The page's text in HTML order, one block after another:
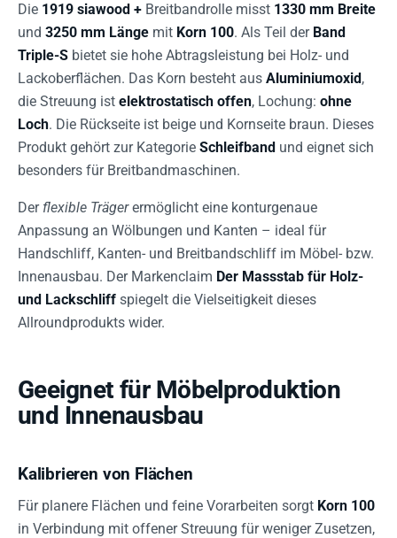
Die 1919 siawood + Breitbandrolle misst 1330 mm Breite
und 3250 mm Länge mit Korn 100. Als Teil der Band
Triple-S bietet sie hohe Abtragsleistung bei Holz- und
Lackoberflächen. Das Korn besteht aus Aluminiumoxid,
die Streuung ist elektrostatisch offen, Lochung: ohne
Loch. Die Rückseite ist beige und Kornseite braun. Dieses
Produkt gehört zur Kategorie Schleifband und eignet sich
besonders für Breitbandmaschinen.
Der flexible Trägerermöglicht eine konturgenaue
Anpassung an Wölbungen und Kanten – ideal für
Handschliff, Kanten- und Breitbandschliff im Möbel- bzw.
Innenausbau. Der Markenclaim Der Massstab für Holz-
und Lackschliff spiegelt die Vielseitigkeit dieses
Allroundprodukts wider.
Geeignet für Möbelproduktion
und Innenausbau
Kalibrieren von Flächen
Für planere Flächen und feine Vorarbeiten sorgt Korn 100
in Verbindung mit offener Streuung für weniger Zusetzen,